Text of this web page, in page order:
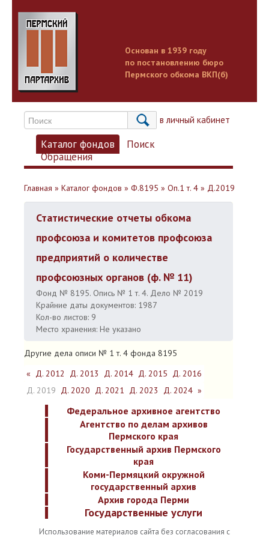
Основан в 1939 году
по постановлению бюро
Пермского обкома ВКП(б)
Вход в личный кабинет
Каталог фондов
Поиск
Обращения
Главная » Каталог фондов » Ф.8195 » Оп.1 т. 4 » Д.2019
Статистические отчеты обкома
профсоюза и комитетов профсоюза
предприятий о количестве
профсоюзных органов (ф. № 11)
Фонд № 8195. Опись № 1 т. 4. Дело № 2019
Крайние даты документов: 1987
Кол-во листов: 9
Место хранения: Не указано
Другие дела описи № 1 т. 4 фонда 8195
« Д. 2012 Д. 2013 Д. 2014 Д. 2015 Д. 2016
Д. 2019 Д. 2020 Д. 2021 Д. 2023 Д. 2024 »
Федеральное архивное агентство
Агентство по делам архивов
Пермского края
Государственный архив Пермского
края
Коми-Пермяцкий окружной
государственный архив
Архив города Перми
Государственные услуги
Использование материалов сайта без согласования с